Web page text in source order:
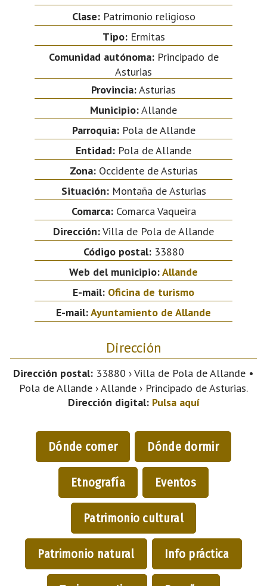
Clase:Patrimonio religioso
Tipo:Ermitas
Comunidad autónoma:Principado de
Asturias
Provincia:Asturias
Municipio:Allande
Parroquia:Pola de Allande
Entidad: Pola de Allande
Zona:Occidente de Asturias
Situación:Montaña de Asturias
Comarca:Comarca Vaqueira
Dirección:Villa de Pola de Allande
Código postal:33880
Web del municipio:Allande
E-mail: Oficina de turismo
E-mail:Ayuntamiento de Allande
Dirección
Dirección postal: 33880 › Villa de Pola de Allande •
Pola de Allande › Allande › Principado de Asturias.
Dirección digital: Pulsa aquí
Dónde comer Dónde dormir
Etnografía Eventos
Patrimonio cultural
Patrimonio natural Info práctica